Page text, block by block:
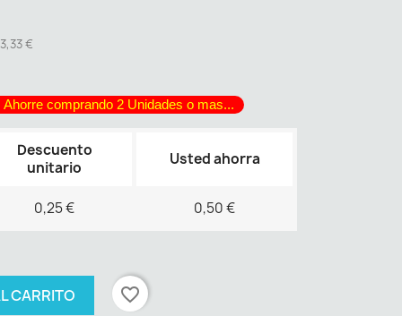
€
comprando 2 Unidades o mas...
Descuento
unitario
Usted ahorra
0,25 € 0,50 €
CARRITO favorite_border